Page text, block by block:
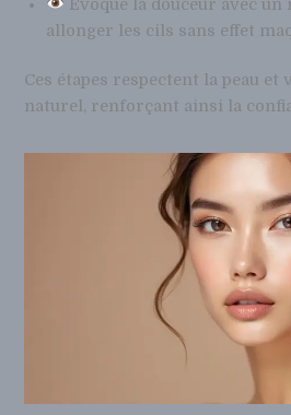
Évoque la douceur avec
allonger les cils sans effet
Ces étapes respectent la peau
naturel, renforçant ainsi la